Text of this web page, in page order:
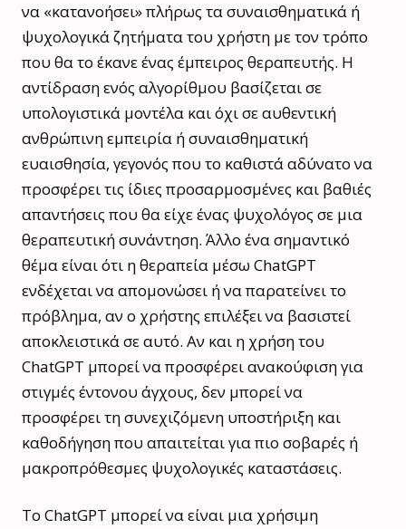
να «κατανοήσει» πλήρως τα συναισθηματικά ή
ψυχολογικά ζητήματα του χρήστη με τον τρόπο
που θα το έκανε ένας έμπειρος θεραπευτής. Η
αντίδραση ενός αλγορίθμου βασίζεται σε
υπολογιστικά μοντέλα και όχι σε αυθεντική
ανθρώπινη εμπειρία ή συναισθηματική
ευαισθησία, γεγονός που το καθιστά αδύνατο να
προσφέρει τις ίδιες προσαρμοσμένες και βαθιές
απαντήσεις που θα είχε ένας ψυχολόγος σε μια
θεραπευτική συνάντηση. Άλλο ένα σημαντικό
θέμα είναι ότι η θεραπεία μέσω ChatGPT
ενδέχεται να απομονώσει ή να παρατείνει το
πρόβλημα, αν ο χρήστης επιλέξει να βασιστεί
αποκλειστικά σε αυτό. Αν και η χρήση του
ChatGPT μπορεί να προσφέρει ανακούφιση για
στιγμές έντονου άγχους, δεν μπορεί να
προσφέρει τη συνεχιζόμενη υποστήριξη και
καθοδήγηση που απαιτείται για πιο σοβαρές ή
μακροπρόθεσμες ψυχολογικές καταστάσεις.
Το ChatGPT μπορεί να είναι μια χρήσιμη